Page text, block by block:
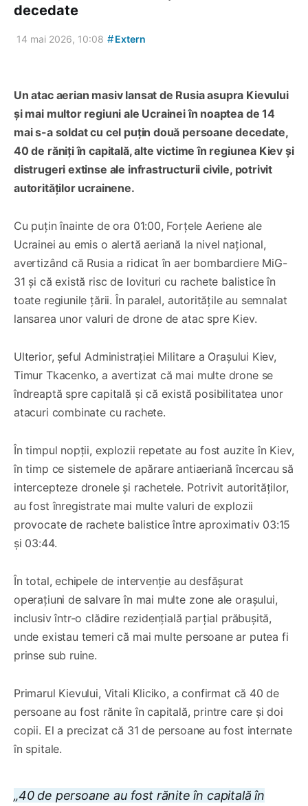
decedate
14 mai 2026, 10:08 #Extern
Un atac aerian masiv lansat de Rusia asupra Kievului
și mai multor regiuni ale Ucrainei în noaptea de 14
mai s-a soldat cu cel puțin două persoane decedate,
40 de răniți în capitală, alte victime în regiunea Kiev și
distrugeri extinse ale infrastructurii civile, potrivit
autorităților ucrainene.
Cu puțin înainte de ora 01:00, Forțele Aeriene ale
Ucrainei au emis o alertă aeriană la nivel național,
avertizând că Rusia a ridicat în aer bombardiere MiG-
31 și că există risc de lovituri cu rachete balistice în
toate regiunile țării. În paralel, autoritățile au semnalat
lansarea unor valuri de drone de atac spre Kiev.
Ulterior, șeful Administrației Militare a Orașului Kiev,
Timur Tkacenko, a avertizat că mai multe drone se
îndreaptă spre capitală și că există posibilitatea unor
atacuri combinate cu rachete.
În timpul nopții, explozii repetate au fost auzite în Kiev,
în timp ce sistemele de apărare antiaeriană încercau să
intercepteze dronele și rachetele. Potrivit autorităților,
au fost înregistrate mai multe valuri de explozii
provocate de rachete balistice între aproximativ 03:15
și 03:44.
În total, echipele de intervenție au desfășurat
operațiuni de salvare în mai multe zone ale orașului,
inclusiv într-o clădire rezidențială parțial prăbușită,
unde existau temeri că mai multe persoane ar putea fi
prinse sub ruine.
Primarul Kievului, Vitali Kliciko, a confirmat că 40 de
persoane au fost rănite în capitală, printre care și doi
copii. El a precizat că 31 de persoane au fost internate
în spitale.
„40 de persoane au fost rănite în capitală în